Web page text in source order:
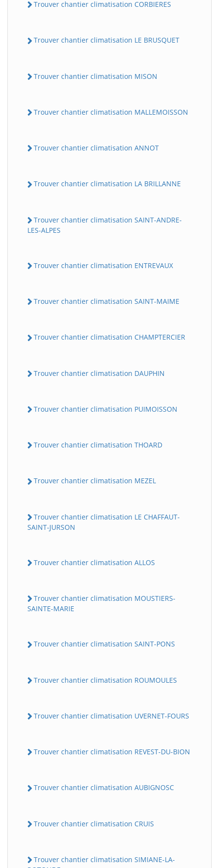
Trouver chantier climatisation CORBIERES
Trouver chantier climatisation LE BRUSQUET
Trouver chantier climatisation MISON
Trouver chantier climatisation MALLEMOISSON
Trouver chantier climatisation ANNOT
Trouver chantier climatisation LA BRILLANNE
Trouver chantier climatisation SAINT-ANDRE-
LES-ALPES
Trouver chantier climatisation ENTREVAUX
Trouver chantier climatisation SAINT-MAIME
Trouver chantier climatisation CHAMPTERCIER
Trouver chantier climatisation DAUPHIN
Trouver chantier climatisation PUIMOISSON
Trouver chantier climatisation THOARD
Trouver chantier climatisation MEZEL
Trouver chantier climatisation LE CHAFFAUT-
SAINT-JURSON
Trouver chantier climatisation ALLOS
Trouver chantier climatisation MOUSTIERS-
SAINTE-MARIE
Trouver chantier climatisation SAINT-PONS
Trouver chantier climatisation ROUMOULES
Trouver chantier climatisation UVERNET-FOURS
Trouver chantier climatisation REVEST-DU-BION
Trouver chantier climatisation AUBIGNOSC
Trouver chantier climatisation CRUIS
Trouver chantier climatisation SIMIANE-LA-